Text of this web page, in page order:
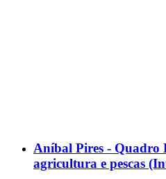
Aníbal Pires - Quadro
agricultura e pescas